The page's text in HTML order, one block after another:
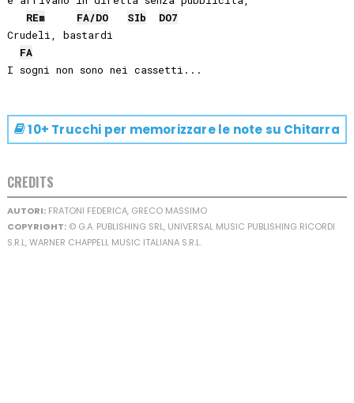
REm FA/DO SIb DO7
Crudeli, bastardi
FA
10+ Trucchi per memorizzare le note su Chitarra
CREDITS
AUTORI:FRATONI FEDERICA, GRECO MASSIMO
COPYRIGHT:© G.A. PUBLISHING SRL, UNIVERSAL MUSIC PUBLISHING RICORDI
S.R.L, WARNER CHAPPELL MUSIC ITALIANA S.R.L.